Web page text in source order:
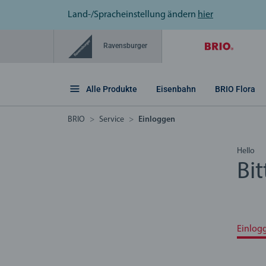
Land-/Spracheinstellung ändern hier
Ravensburger
Alle Produkte Eisenbahn BRIO Flora
BRIO Service Einloggen
Hello